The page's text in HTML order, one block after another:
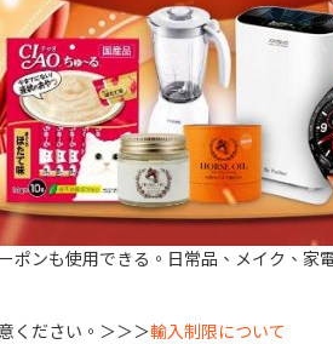
ンも使用できる。日常品、メイク、
ください。＞＞＞輸入制限について